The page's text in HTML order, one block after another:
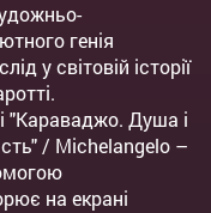
генія
у світовій історії
"Караваджо. Душа і
/ Michelangelo –
на екрані